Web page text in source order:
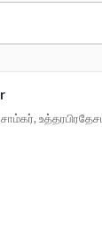
auto agency -